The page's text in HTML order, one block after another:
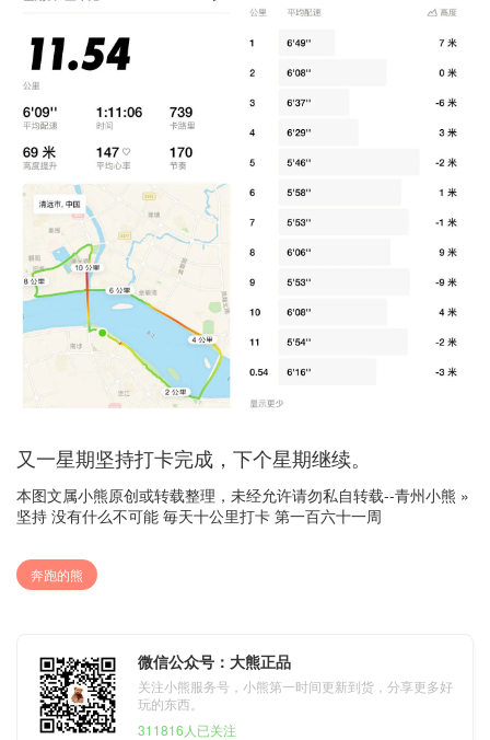
又一星期坚持打卡完成，下个星期继续。
本图文属小熊原创或转载整理，未经允许请勿私自转载--青州小熊 »
坚持 没有什么不可能 毎天十公里打卡 第一百六十一周
奔跑的熊
微信公众号：大熊正品
关注小熊服务号，小熊第一时间更新到货，分享更多好
玩的东西。
311816人已关注